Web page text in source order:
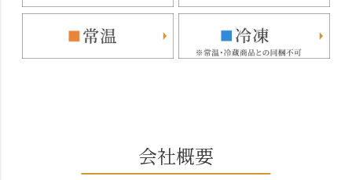
会社概要